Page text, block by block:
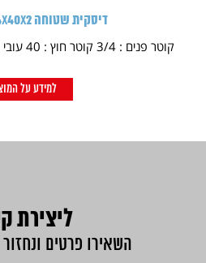
דיסקית שטוחה 3/4X40X2 - מגולוון
קוטר פנים : 3/4 קוטר חוץ : 40 עובי : 1.5-2.0 כמות בקופסא...
למידע על
ליצירת
השאירו פרטים